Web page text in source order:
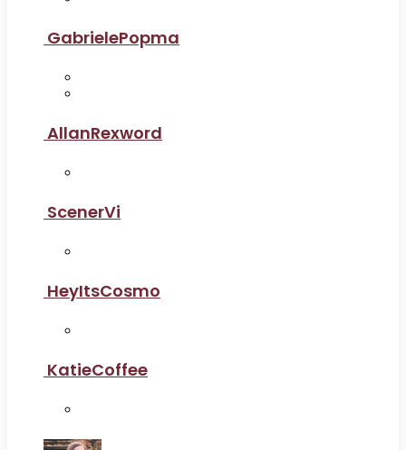
GabrielePopma
AllanRexword
ScenerVi
HeyItsCosmo
KatieCoffee